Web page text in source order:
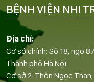
Địa chỉ:
Cơ sở chính: Số 18, ngõ
Thành phố Hà Nội
Cơ sở 2: Thôn Ngọc
BỆNH VIỆN NHI